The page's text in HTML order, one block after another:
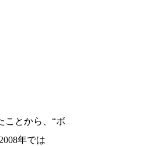
ことから、“ボ
年では